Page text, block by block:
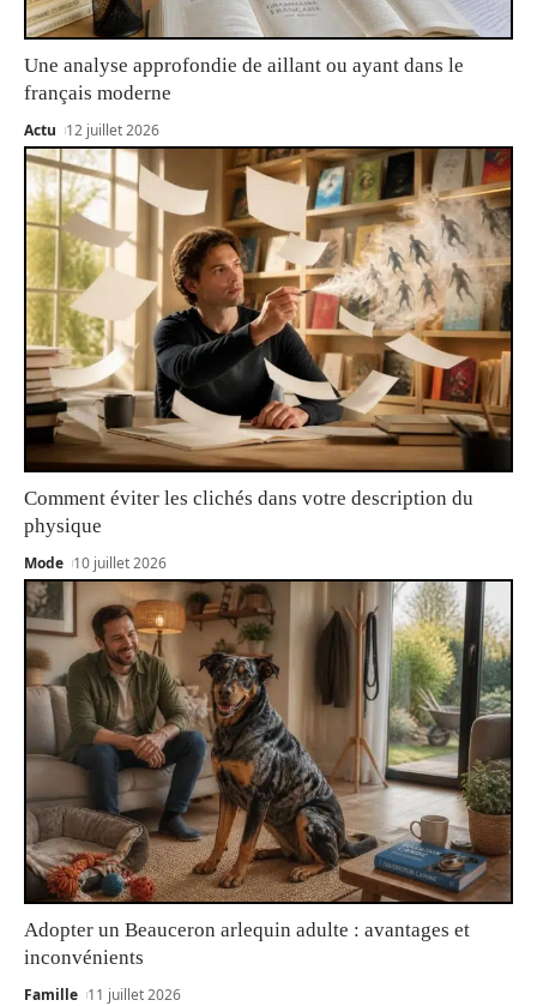
Une analyse approfondie de aillant ou ayant dans le
français moderne
Actu 12 juillet 2026
Comment éviter les clichés dans votre description du
physique
Mode 10 juillet 2026
Adopter un Beauceron arlequin adulte : avantages et
inconvénients
Famille 11 juillet 2026